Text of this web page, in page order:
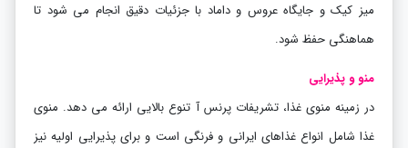
میز کیک و جایگاه عروس و داماد با جزئیات دقیق انجام می شود تا
هماهنگی حفظ شود.
منو و پذیرایی
در زمینه منوی غذا، تشریفات پرنس آ تنوع بالایی ارائه می دهد. منوی
غذا شامل انواع غذاهای ایرانی و فرنگی است و برای پذیرایی اولیه نیز